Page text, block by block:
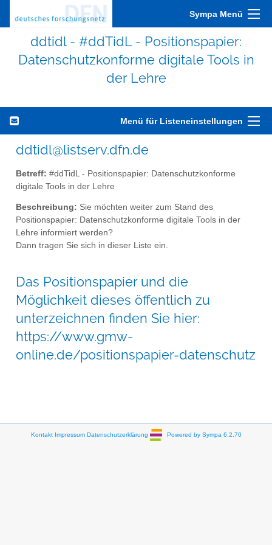
Sympa Menü
ddtidl - #ddTidL - Positionspapier:
Datenschutzkonforme digitale Tools in
der Lehre
Menü für Listeneinstellungen
ddtidl@listserv.dfn.de
Betreff: #ddTidL - Positionspapier: Datenschutzkonforme
digitale Tools in der Lehre
Beschreibung: Sie möchten weiter zum Stand des
Positionspapier: Datenschutzkonforme digitale Tools in der
Lehre informiert werden?
Dann tragen Sie sich in dieser Liste ein.
Das Positionspapier und die
Möglichkeit dieses öffentlich zu
unterzeichnen finden Sie hier:
https://www.gmw-
online.de/positionspapier-datenschutz
Kontakt Impressum Datenschutzerklärung Powered by Sympa 6.2.70